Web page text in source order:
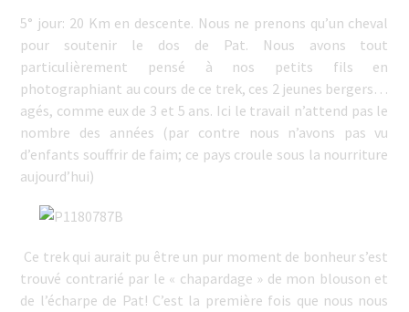
5° jour: 20 Km en descente. Nous ne prenons qu’un cheval
pour soutenir le dos de Pat. Nous avons tout
particulièrement pensé à nos petits fils en
photographiant au cours de ce trek, ces 2 jeunes bergers…
agés, comme eux de 3 et 5 ans. Ici le travail n’attend pas le
nombre des années (par contre nous n’avons pas vu
d’enfants souffrir de faim; ce pays croule sous la nourriture
aujourd’hui)
Ce trek qui aurait pu être un pur moment de bonheur s’est
trouvé contrarié par le « chapardage » de mon blouson et
de l’écharpe de Pat! C’est la première fois que nous nous